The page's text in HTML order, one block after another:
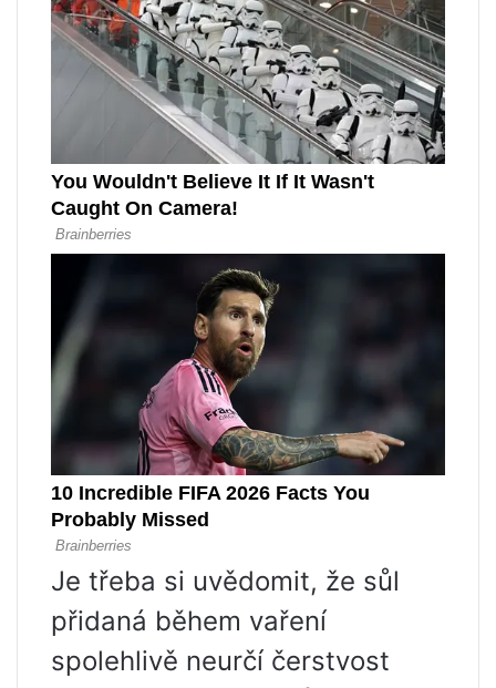
Je třeba si uvědomit, že sůl
přidaná během vaření
spolehlivě neurčí čerstvost